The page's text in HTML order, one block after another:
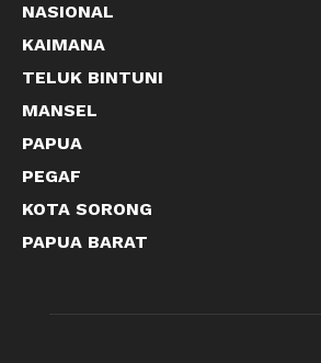
NASIONAL
KAIMANA
TELUK BINTUNI
MANSEL
PAPUA
PEGAF
KOTA SORONG
PAPUA BARAT